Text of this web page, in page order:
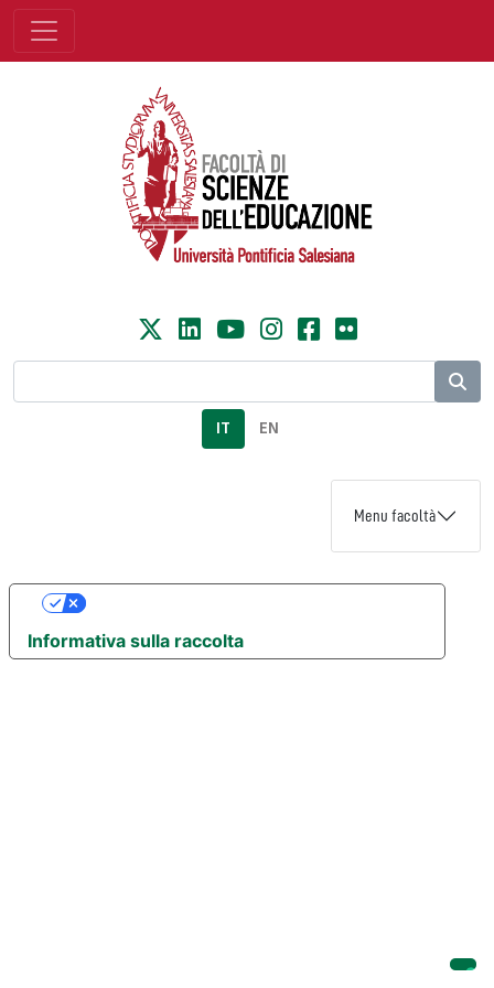
IT EN
Menu facoltà
Informativa sulla raccolta
Le tue preferenze relative alla privacy